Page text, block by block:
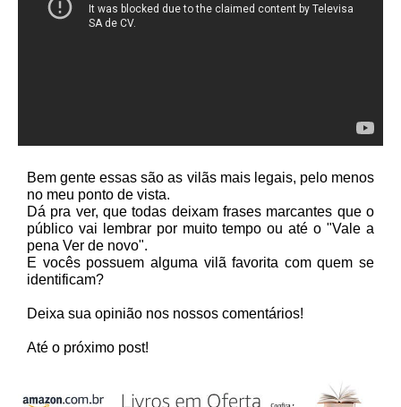
Bem gente essas são as vilãs mais legais, pelo menos
no meu ponto de vista.
Dá pra ver, que todas deixam frases marcantes que o
público vai lembrar por muito tempo ou até o "Vale a
pena Ver de novo".
E vocês possuem alguma vilã favorita com quem se
identificam?
Deixa sua opinião nos nossos comentários!
Até o próximo post!